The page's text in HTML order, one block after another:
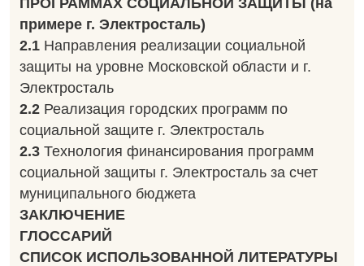
примере г. Электросталь)
2.1 Направления реализации социальной
защиты на уровне Московской области и г.
Электросталь
2.2 Реализация городских программ по
социальной защите г. Электросталь
2.3 Технология финансирования программ
социальной защиты г. Электросталь за счет
муниципального бюджета
ЗАКЛЮЧЕНИЕ
ГЛОССАРИЙ
СПИСОК ИСПОЛЬЗОВАННОЙ ЛИТЕРАТУРЫ